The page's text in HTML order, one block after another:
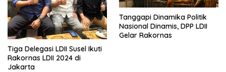
Tiga Delegasi LDII Susel Ikuti
Rakornas LDII 2024 di
Jakarta
Tanggapi Dinamika Politik
Nasional Dinamis, DPP LDII
Gelar Rakornas